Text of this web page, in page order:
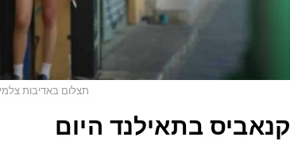
תצלום באדיבות צלמי CNA
קנאביס בתאילנד היום